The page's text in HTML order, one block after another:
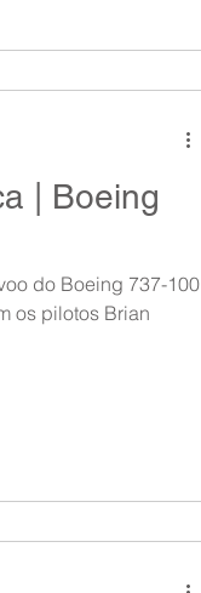
| Boeing
do Boeing 737-100
os pilotos Brian